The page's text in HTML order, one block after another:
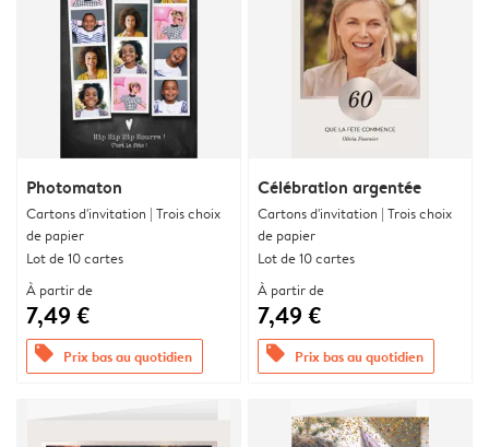
Photomaton
Cartons d'invitation | Trois choix
de papier
Lot de 10 cartes
À partir de
7,49 €
offers Prix bas au quotidien
Célébration argentée
Cartons d'invitation | Trois choix
de papier
Lot de 10 cartes
À partir de
7,49 €
offers Prix bas au quotidien